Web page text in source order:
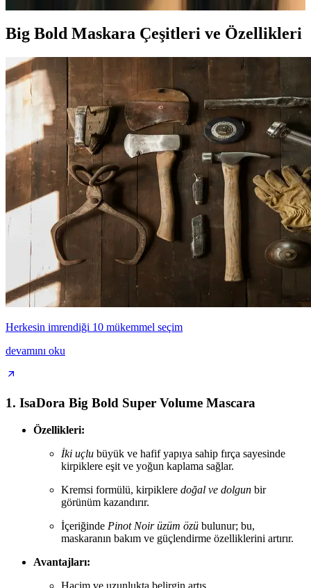
Big Bold Maskara Çeşitleri ve Özellikleri
Herkesin imrendiği 10 mükemmel seçim
devamını oku
1. IsaDora Big Bold Super Volume Mascara
Özellikleri:
İki uçlu büyük ve hafif yapıya sahip fırça sayesinde
kirpiklere eşit ve yoğun kaplama sağlar.
Kremsi formülü, kirpiklere doğal ve dolgun bir
görünüm kazandırır.
İçeriğinde Pinot Noir üzüm özü bulunur; bu,
maskaranın bakım ve güçlendirme özelliklerini artırır.
Avantajları:
Hacim ve uzunlukta belirgin artış